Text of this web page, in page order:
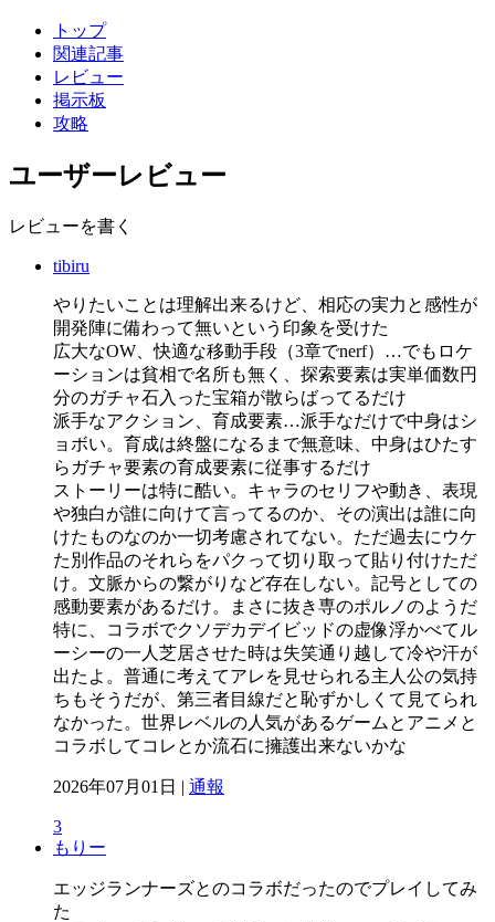
トップ
関連記事
レビュー
掲示板
攻略
ユーザーレビュー
レビューを書く
tibiru
やりたいことは理解出来るけど、相応の実力と感性が
開発陣に備わって無いという印象を受けた
広大なOW、快適な移動手段（3章でnerf）…でもロケ
ーションは貧相で名所も無く、探索要素は実単価数円
分のガチャ石入った宝箱が散らばってるだけ
派手なアクション、育成要素…派手なだけで中身はシ
ョボい。育成は終盤になるまで無意味、中身はひたす
らガチャ要素の育成要素に従事するだけ
ストーリーは特に酷い。キャラのセリフや動き、表現
や独白が誰に向けて言ってるのか、その演出は誰に向
けたものなのか一切考慮されてない。ただ過去にウケ
た別作品のそれらをパクって切り取って貼り付けただ
け。文脈からの繋がりなど存在しない。記号としての
感動要素があるだけ。まさに抜き専のポルノのようだ
特に、コラボでクソデカデイビッドの虚像浮かべてル
ーシーの一人芝居させた時は失笑通り越して冷や汗が
出たよ。普通に考えてアレを見せられる主人公の気持
ちもそうだが、第三者目線だと恥ずかしくて見てられ
なかった。世界レベルの人気があるゲームとアニメと
コラボしてコレとか流石に擁護出来ないかな
2026年07月01日 | 通報
3
もりー
エッジランナーズとのコラボだったのでプレイしてみ
た